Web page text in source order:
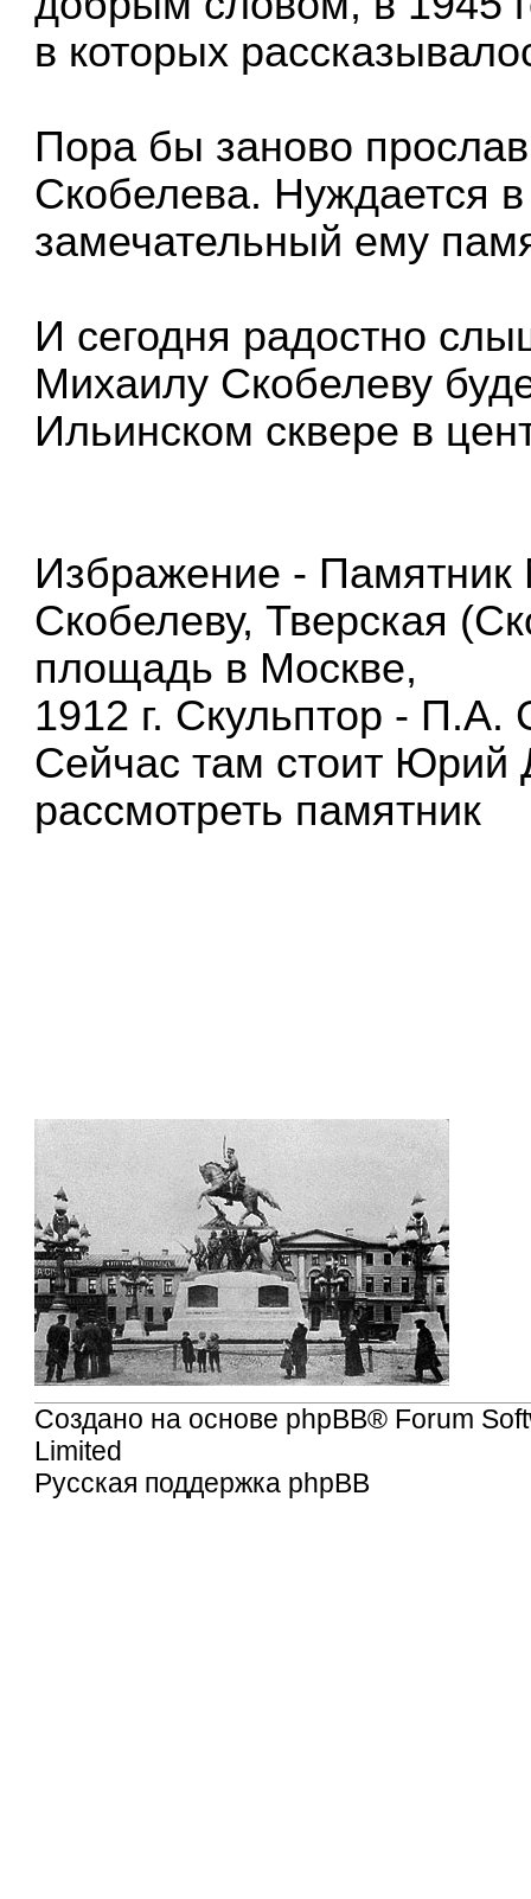
в которых
Пора бы заново
Скобелева. Нуждается
замечательный ему
И сегодня радостно
Михаилу Скобелеву
Ильинском сквере в
Избражение -
Скобелеву, Тверская
площадь в Москве,
1912 г. Скульптор - П.А.
Сейчас там стоит Юрий
рассмотреть памятник
Создано на основе phpBB® Forum
Limited
Русская поддержка phpBB